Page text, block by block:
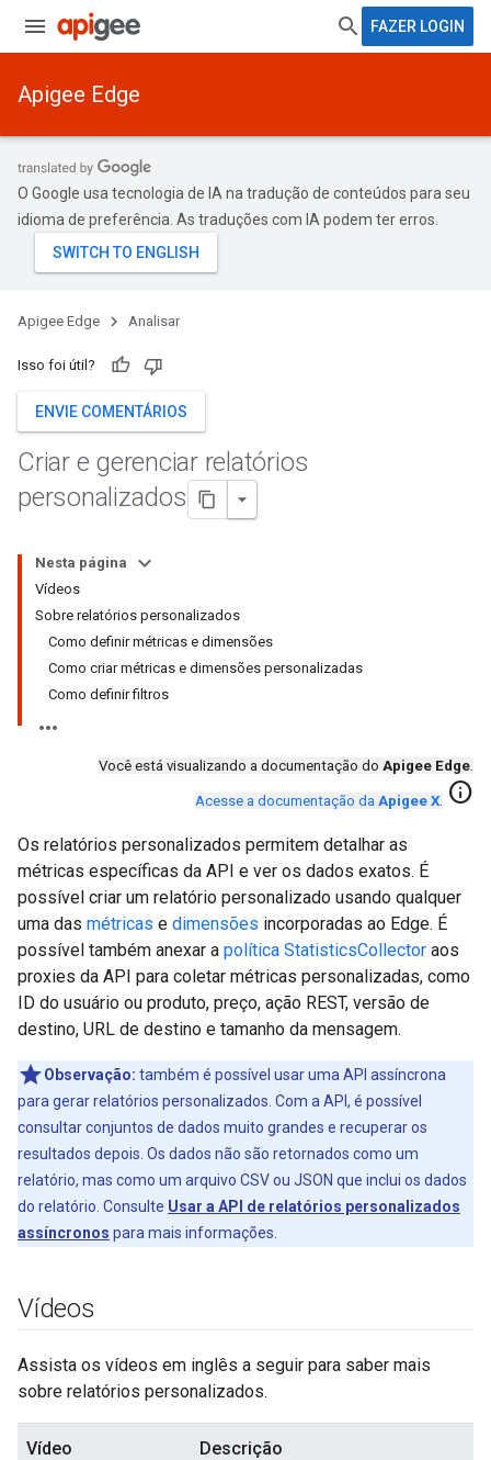
FAZER LOGIN
Apigee Edge
O Google usa tecnologia de IA na tradução de conteúdos para seu
idioma de preferência. As traduções com IA podem ter erros.
Apigee Edge Analisar
Isso foi útil?
ENVIE COMENTÁRIOS
Criar e gerenciar relatórios
personalizados
Nesta página
Vídeos
Sobre relatórios personalizados
Como definir métricas e dimensões
Como criar métricas e dimensões personalizadas
Como definir filtros
Você está visualizando a documentação do Apigee Edge.
Acesse a documentação da Apigee X. info
Os relatórios personalizados permitem detalhar as
métricas específicas da API e ver os dados exatos. É
possível criar um relatório personalizado usando qualquer
uma das métricas e dimensões incorporadas ao Edge. É
possível também anexar a política StatisticsCollector aos
proxies da API para coletar métricas personalizadas, como
ID do usuário ou produto, preço, ação REST, versão de
destino, URL de destino e tamanho da mensagem.
Observação: também é possível usar uma API assíncrona
para gerar relatórios personalizados. Com a API, é possível
consultar conjuntos de dados muito grandes e recuperar os
resultados depois. Os dados não são retornados como um
relatório, mas como um arquivo CSV ou JSON que inclui os dados
do relatório. Consulte Usar a API de relatórios personalizados
assíncronos para mais informações.
Vídeos
Assista os vídeos em inglês a seguir para saber mais
sobre relatórios personalizados.
Vídeo Descrição